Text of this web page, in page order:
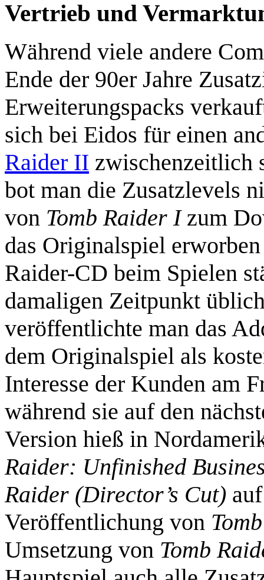
Vertrieb und
Während viele andere
Ende der 90er Jahre
Erweiterungspacks
sich bei Eidos für einen
Raider II zwischenzeitlich
bot man die Zusatzlevels
von Tomb Raider Izum
das Originalspiel
Raider-CD beim Spielen
damaligen Zeitpunkt
veröffentlichte man das
dem Originalspiel als
Interesse der Kunden am
während sie auf den
Version hieß in
Raider: Unfinished
Raider (Director’s Cut)
Veröffentlichung von
Umsetzung von Tomb